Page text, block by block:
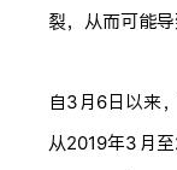
裂，从而可能导
自3月6日以来
从2019年3月